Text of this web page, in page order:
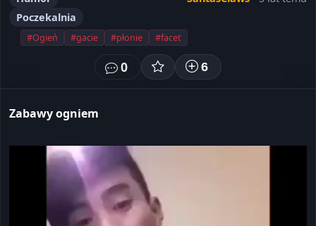
Poczekalnia
#Ogień #gacie #płonie #facet
0 6
Zabawy ogniem